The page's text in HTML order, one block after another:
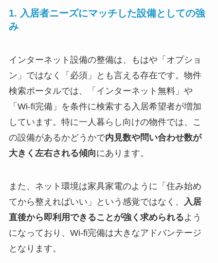
1. 入居者ニーズにマッチした設備としての強
み
インターネット設備の整備は、もはや「オプショ
ン」ではなく「必須」とも言える存在です。物件
検索ポータルでは、「インターネット無料」や
「Wi-fi完備」を条件に検索する入居希望者が増加
しています。特に一人暮らし向けの物件では、こ
の設備があるかどうかで内見数や問い合わせ数が
大きく左右される傾向にあります。
また、ネット環境は家具家電のように「住み始め
てから整えればいい」という感覚ではなく、
入居
直後から即利用できることが強く求められるよう
になっており、Wi-fi完備は大きなアドバンテージ
となります。